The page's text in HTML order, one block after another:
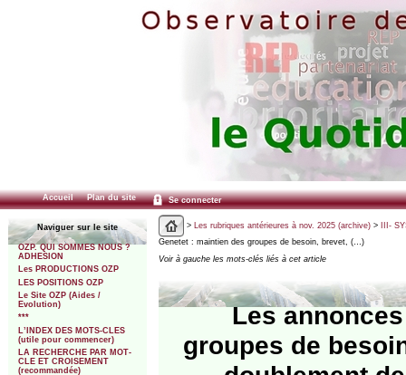
Accueil Plan du site Se connecter
Naviguer sur le site
OZP. QUI SOMMES NOUS ?
ADHESION
Les PRODUCTIONS OZP
LES POSITIONS OZP
Le Site OZP (Aides /
Evolution)
***
L’INDEX DES MOTS-CLES
(utile pour commencer)
LA RECHERCHE PAR MOT-
CLE ET CROISEMENT
(recommandée)
> Les rubriques antérieures à nov. 2025 (archive)>
III-
Genetet : maintien des groupes de besoin, brevet, (…)
Voir à gauche les mots-clés liés à cet article
Les
groupes de